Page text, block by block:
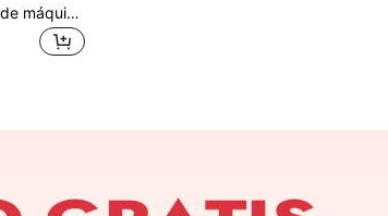
10 piezas Agujas de máquina de coser para el hogar, agujas para máquina de coser eléctrica industrial de cama plana y repuestos de máquina de coser de pedal vintage